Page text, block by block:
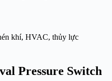
khí, HVAC, thủy lực